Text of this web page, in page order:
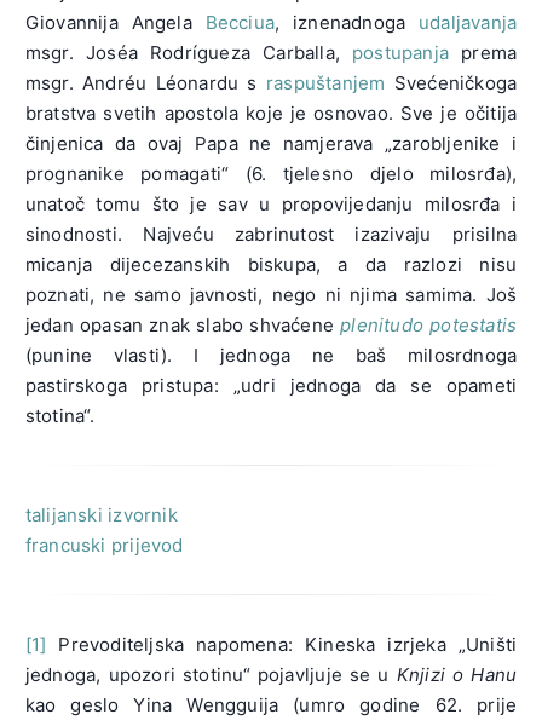
Giovannija Angela Becciua, iznenadnoga udaljavanja
msgr. Joséa Rodrígueza Carballa, postupanja prema
msgr. Andréu Léonardu s raspuštanjem Svećeničkoga
bratstva svetih apostola koje je osnovao. Sve je očitija
činjenica da ovaj Papa ne namjerava „zarobljenike i
prognanike pomagati“ (6. tjelesno djelo milosrđa),
unatoč tomu što je sav u propovijedanju milosrđa i
sinodnosti. Najveću zabrinutost izazivaju prisilna
micanja dijecezanskih biskupa, a da razlozi nisu
poznati, ne samo javnosti, nego ni njima samima. Još
jedan opasan znak slabo shvaćeneplenitudo potestatis
(punine vlasti). I jednoga ne baš milosrdnoga
pastirskoga pristupa: „udri jednoga da se opameti
stotina“.
talijanski izvornik
francuski prijevod
[1] Prevoditeljska napomena: Kineska izrjeka „Uništi
jednoga, upozori stotinu“ pojavljuje se u Knjizi o Hanu
kao geslo Yina Wengguija (umro godine 62. prije